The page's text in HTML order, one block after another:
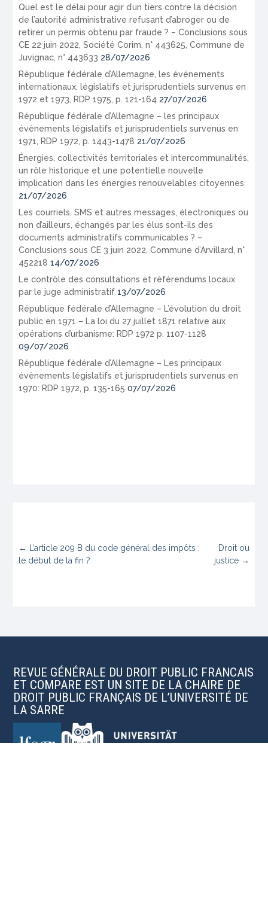
Quel est le délai pour agir d’un tiers contre la décision
de l’autorité administrative refusant d’abroger ou de
retirer un permis obtenu par fraude ? – Conclusions sous
CE 22 juin 2022, Société Corim, n° 443625, Commune de
Juvignac, n° 443633 28/07/2026
République fédérale d’Allemagne, les événements
internationaux, législatifs et jurisprudentiels survenus en
1972 et 1973, RDP 1975, p. 121-164 27/07/2026
République fédérale d’Allemagne – les principaux
évènements législatifs et jurisprudentiels survenus en
1971, RDP 1972, p. 1443-1478 21/07/2026
Énergies, collectivités territoriales et intercommunalités,
un rôle historique et une potentielle nouvelle
implication dans les énergies renouvelables citoyennes
21/07/2026
Les courriels, SMS et autres messages, électroniques ou
non d’ailleurs, échangés par les élus sont-ils des
documents administratifs communicables ? –
Conclusions sous CE 3 juin 2022, Commune d’Arvillard, n°
452218 14/07/2026
Le contrôle des consultations et référendums locaux
par le juge administratif 13/07/2026
République fédérale d’Allemagne – L’évolution du droit
public en 1971 – La loi du 27 juillet 1871 relative aux
opérations d’urbanisme: RDP 1972 p. 1107-1128
09/07/2026
République fédérale d’Allemagne – Les principaux
évènements législatifs et jurisprudentiels survenus en
1970: RDP 1972, p. 135-165 07/07/2026
←
L’article 209 B du code général des impôts :
le début de la fin ?
Droit ou
justice→
REVUE GÉNÉRALE DU DROIT PUBLIC FRANCAIS
ET COMPARE EST UN SITE DE LA CHAIRE DE
DROIT PUBLIC FRANÇAIS DE L’UNIVERSITÉ DE
LA SARRE